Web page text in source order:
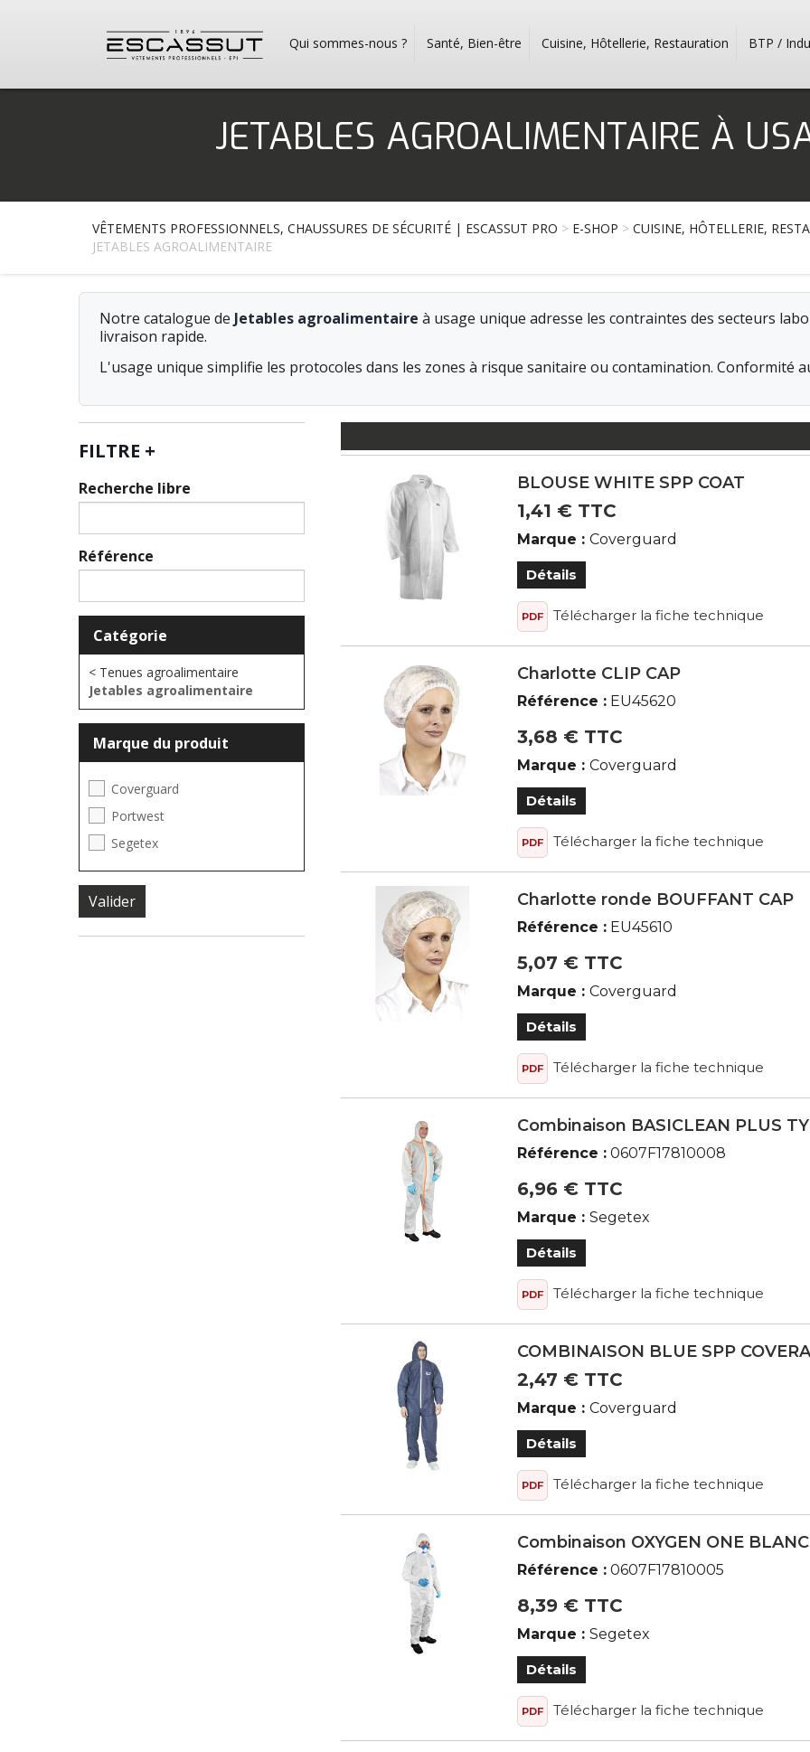
Qui sommes-nous ? Santé, Bien-être Cuisine, Hôtellerie, Restauration BTP /
JETABLES AGROALIMENTAIRE À
VÊTEMENTS PROFESSIONNELS, CHAUSSURES DE SÉCURITÉ | ESCASSUT PRO > E-SHOP > CUISINE, HÔTELLERIE,
JETABLES AGROALIMENTAIRE
Notre catalogue de Jetables agroalimentaire à usage unique adresse les contraintes des secteurs
livraison rapide.
L'usage unique simplifie les protocoles dans les zones à risque sanitaire ou contamination. Conformité
FILTRE +
Recherche libre
Référence
Catégorie
< Tenues agroalimentaire
Jetables agroalimentaire
Marque du produit
Coverguard
Portwest
Segetex
BLOUSE WHITE SPP COAT
1,41 € TTC
Marque : Coverguard
Détails
PDF Télécharger la fiche technique
Charlotte CLIP CAP
Référence : EU45620
3,68 € TTC
Marque : Coverguard
Détails
PDF Télécharger la fiche technique
Charlotte ronde BOUFFANT CAP
Référence : EU45610
5,07 € TTC
Marque : Coverguard
Détails
PDF Télécharger la fiche technique
Combinaison BASICLEAN PLUS
Référence : 0607F17810008
6,96 € TTC
Marque : Segetex
Détails
PDF Télécharger la fiche technique
COMBINAISON BLUE SPP
2,47 € TTC
Marque : Coverguard
Détails
PDF Télécharger la fiche technique
Combinaison OXYGEN ONE
Référence : 0607F17810005
8,39 € TTC
Marque : Segetex
Détails
PDF Télécharger la fiche technique